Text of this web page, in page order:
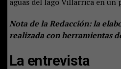
Nota de la Redacción: la
realizada con herramientas
La entrevista